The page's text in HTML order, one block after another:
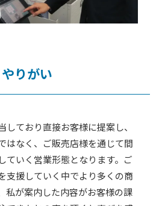
やりがい
しており直接お客様に提案し、
はなく、ご販売店様を通じて間
ていく営業形態となります。ご
支援していく中でより多くの商
私が案内した内容がお客様の課